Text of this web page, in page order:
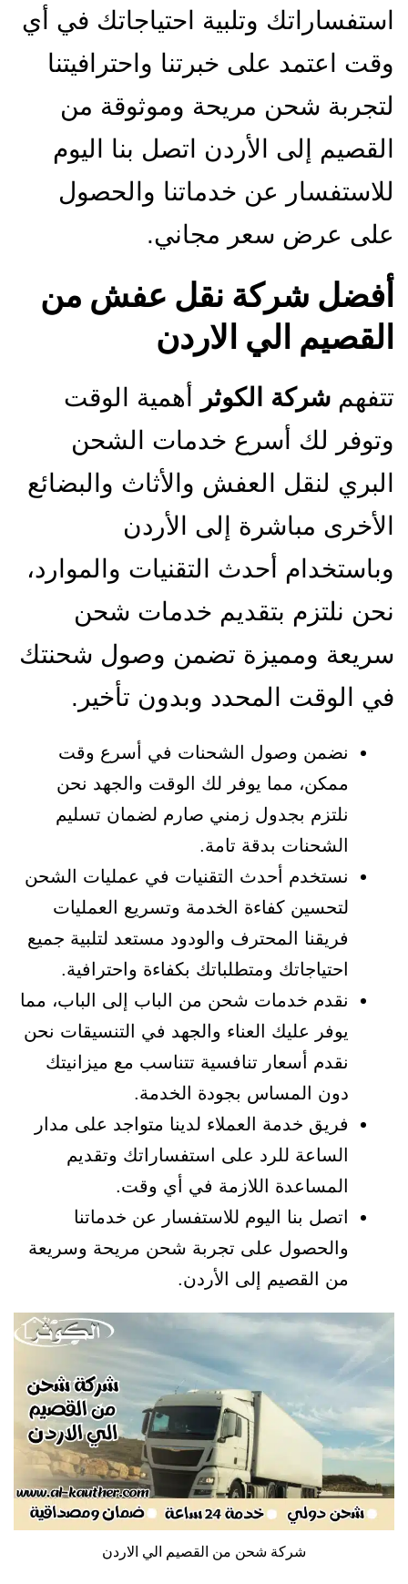
استفساراتك وتلبية احتياجاتك في أي
وقت اعتمد على خبرتنا واحترافيتنا
لتجربة شحن مريحة وموثوقة من
القصيم إلى الأردن اتصل بنا اليوم
للاستفسار عن خدماتنا والحصول
على عرض سعر مجاني.
أفضل شركة نقل عفش من
القصيم الي الاردن
تتفهم شركة الكوثر
أهمية الوقت
وتوفر لك أسرع خدمات الشحن
البري لنقل العفش والأثاث والبضائع
الأخرى مباشرة إلى الأردن
وباستخدام أحدث التقنيات والموارد،
نحن نلتزم بتقديم خدمات شحن
سريعة ومميزة تضمن وصول شحنتك
في الوقت المحدد وبدون تأخير.
نضمن وصول الشحنات في أسرع وقت
ممكن، مما يوفر لك الوقت والجهد نحن
نلتزم بجدول زمني صارم لضمان تسليم
الشحنات بدقة تامة.
نستخدم أحدث التقنيات في عمليات الشحن
لتحسين كفاءة الخدمة وتسريع العمليات
فريقنا المحترف والودود مستعد لتلبية جميع
احتياجاتك ومتطلباتك بكفاءة واحترافية.
نقدم خدمات شحن من الباب إلى الباب، مما
يوفر عليك العناء والجهد في التنسيقات نحن
نقدم أسعار تنافسية تتناسب مع ميزانيتك
دون المساس بجودة الخدمة.
فريق خدمة العملاء لدينا متواجد على مدار
الساعة للرد على استفساراتك وتقديم
المساعدة اللازمة في أي وقت.
اتصل بنا اليوم للاستفسار عن خدماتنا
والحصول على تجربة شحن مريحة وسريعة
من القصيم إلى الأردن.
شركة شحن من القصيم الي الاردن